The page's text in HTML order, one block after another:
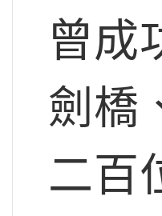
曾成
劍橋
二百